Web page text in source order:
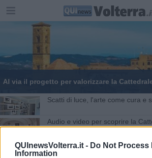
QUInewsVolterra.it - Do Not Process
Information
Al via il progetto per valorizzare la
Scatti di luce, l'arte come cura e
Audio e video per scoprire la
Un progetto per valorizzare la